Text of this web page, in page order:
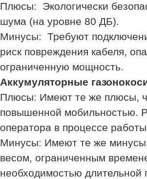
Плюсы: Экологически
шума (на уровне 80 ДБ).
Минусы: Требуют
риск повреждения кабеля,
ограниченную мощность.
Аккумуляторные
Плюсы: Имеют те же плюсы,
повышенной мобильностью.
оператора в процессе
Минусы: Имеют те же
весом, ограниченным
необходимостью длительной